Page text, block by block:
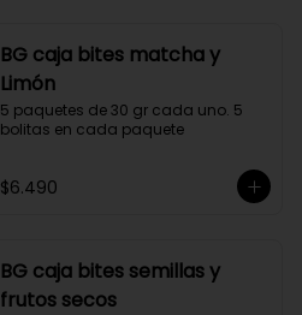
BG caja bites matcha y
Limón
5 paquetes de 30 gr cada uno. 5
bolitas en cada paquete
$6.490
BG caja bites semillas y
frutos secos